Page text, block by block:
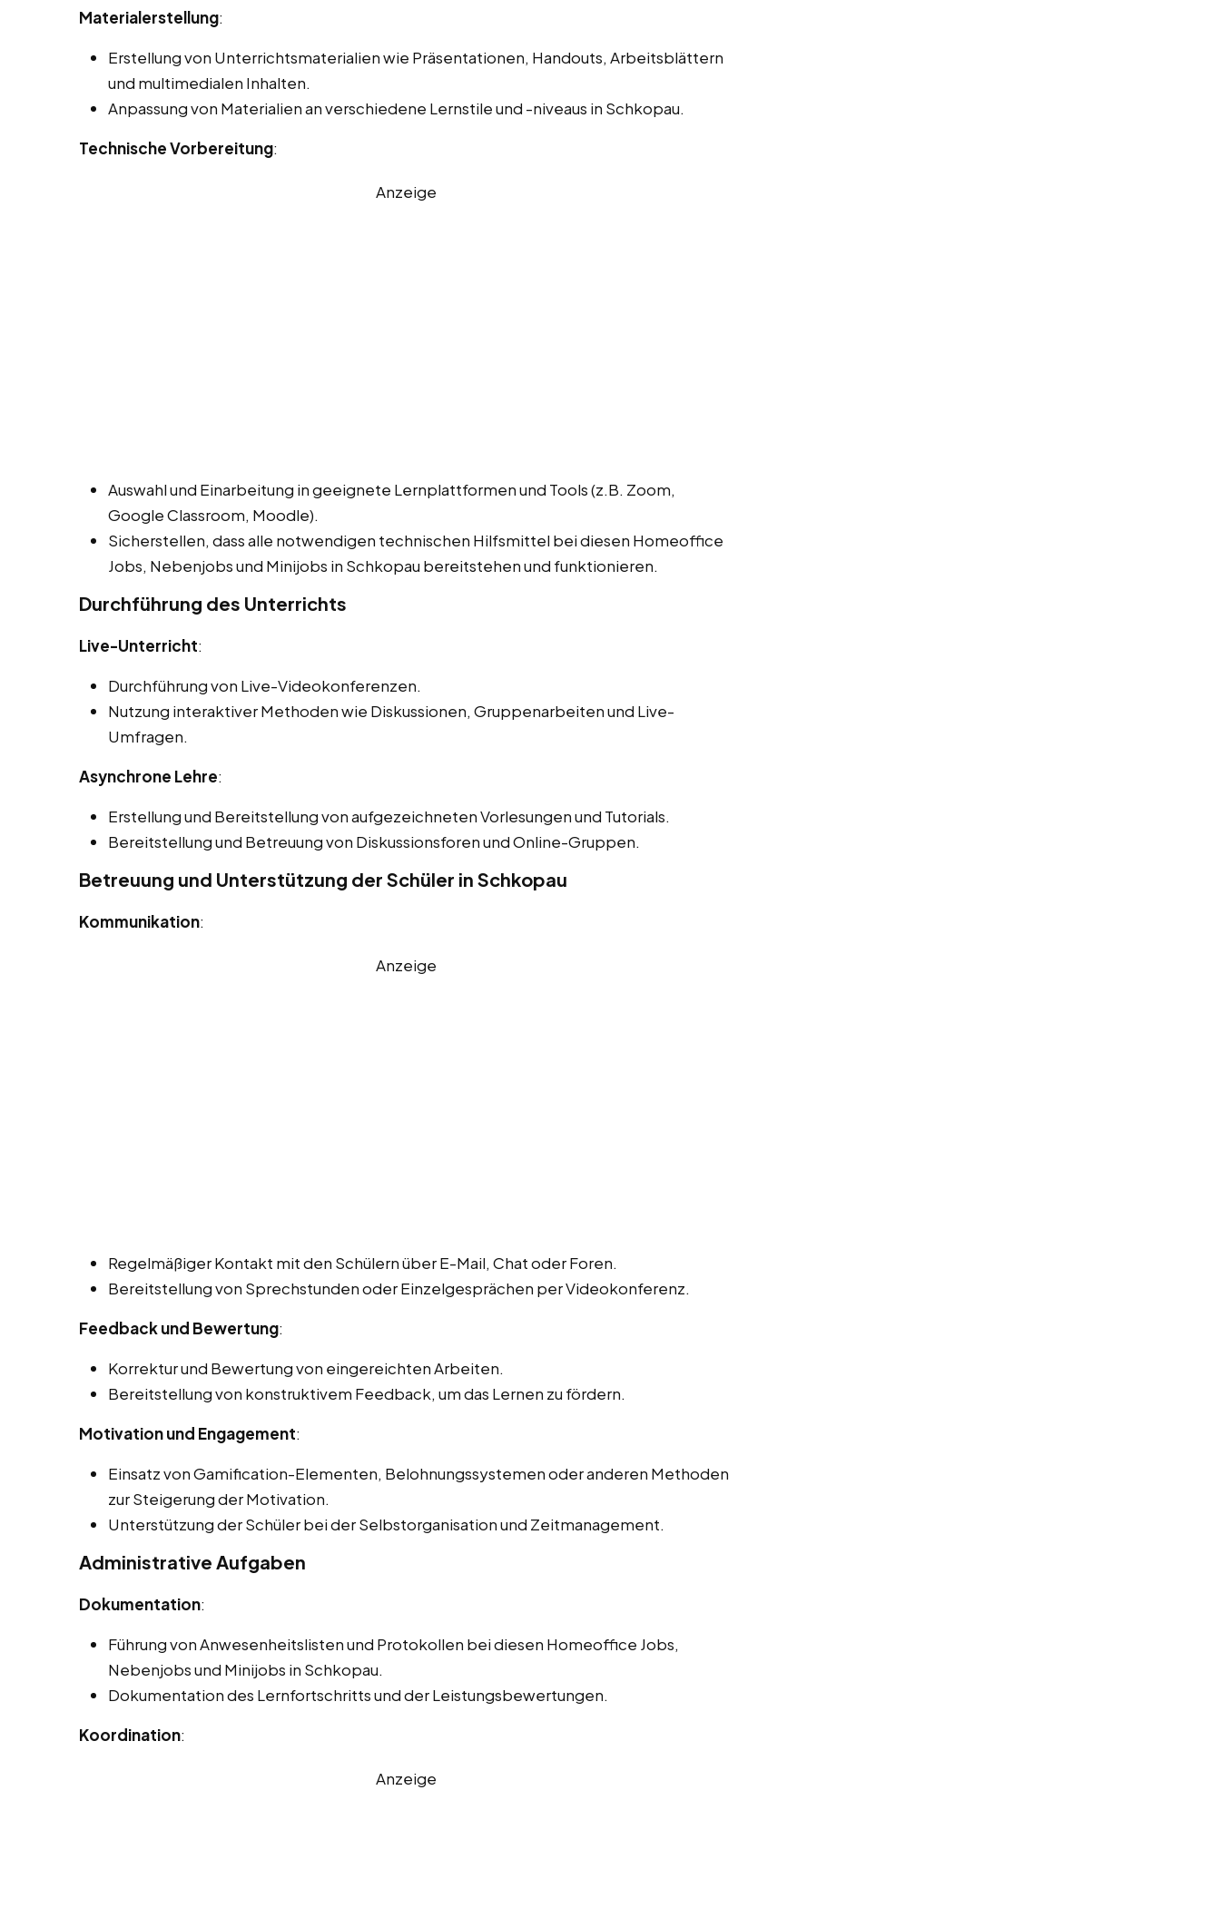
Materialerstellung:
Erstellung von Unterrichtsmaterialien wie Präsentationen, Handouts, Arbeitsblättern
und multimedialen Inhalten.
Anpassung von Materialien an verschiedene Lernstile und -niveaus in Schkopau.
Technische Vorbereitung:
Anzeige
Auswahl und Einarbeitung in geeignete Lernplattformen und Tools (z.B. Zoom,
Google Classroom, Moodle).
Sicherstellen, dass alle notwendigen technischen Hilfsmittel bei diesen Homeoffice
Jobs, Nebenjobs und Minijobs in Schkopau bereitstehen und funktionieren.
Durchführung des Unterrichts
Live-Unterricht:
Durchführung von Live-Videokonferenzen.
Nutzung interaktiver Methoden wie Diskussionen, Gruppenarbeiten und Live-
Umfragen.
Asynchrone Lehre:
Erstellung und Bereitstellung von aufgezeichneten Vorlesungen und Tutorials.
Bereitstellung und Betreuung von Diskussionsforen und Online-Gruppen.
Betreuung und Unterstützung der Schüler in Schkopau
Kommunikation:
Anzeige
Regelmäßiger Kontakt mit den Schülern über E-Mail, Chat oder Foren.
Bereitstellung von Sprechstunden oder Einzelgesprächen per Videokonferenz.
Feedback und Bewertung:
Korrektur und Bewertung von eingereichten Arbeiten.
Bereitstellung von konstruktivem Feedback, um das Lernen zu fördern.
Motivation und Engagement:
Einsatz von Gamification-Elementen, Belohnungssystemen oder anderen Methoden
zur Steigerung der Motivation.
Unterstützung der Schüler bei der Selbstorganisation und Zeitmanagement.
Administrative Aufgaben
Dokumentation:
Führung von Anwesenheitslisten und Protokollen bei diesen Homeoffice Jobs,
Nebenjobs und Minijobs in Schkopau.
Dokumentation des Lernfortschritts und der Leistungsbewertungen.
Koordination:
Anzeige